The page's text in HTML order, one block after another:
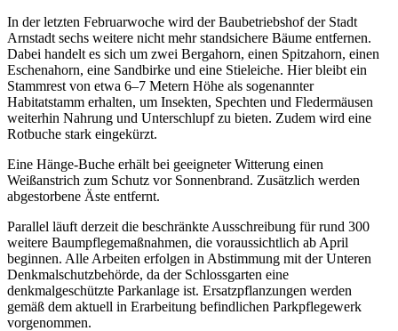
In der letzten Februarwoche wird der Baubetriebshof der Stadt
Arnstadt sechs weitere nicht mehr standsichere Bäume entfernen.
Dabei handelt es sich um zwei Bergahorn, einen Spitzahorn, einen
Eschenahorn, eine Sandbirke und eine Stieleiche. Hier bleibt ein
Stammrest von etwa 6–7 Metern Höhe als sogenannter
Habitatstamm erhalten, um Insekten, Spechten und Fledermäusen
weiterhin Nahrung und Unterschlupf zu bieten. Zudem wird eine
Rotbuche stark eingekürzt.
Eine Hänge-Buche erhält bei geeigneter Witterung einen
Weißanstrich zum Schutz vor Sonnenbrand. Zusätzlich werden
abgestorbene Äste entfernt.
Parallel läuft derzeit die beschränkte Ausschreibung für rund 300
weitere Baumpflegemaßnahmen, die voraussichtlich ab April
beginnen. Alle Arbeiten erfolgen in Abstimmung mit der Unteren
Denkmalschutzbehörde, da der Schlossgarten eine
denkmalgeschützte Parkanlage ist. Ersatzpflanzungen werden
gemäß dem aktuell in Erarbeitung befindlichen Parkpflegewerk
vorgenommen.